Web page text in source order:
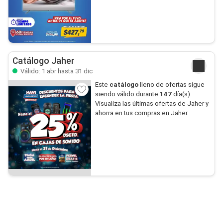
Catálogo Jaher
Válido: 1 abr hasta 31 dic
Este catálogo lleno de ofertas sigue
siendo válido durante 147día(s).
Visualiza las últimas ofertas de Jaher y
ahorra en tus compras en Jaher.